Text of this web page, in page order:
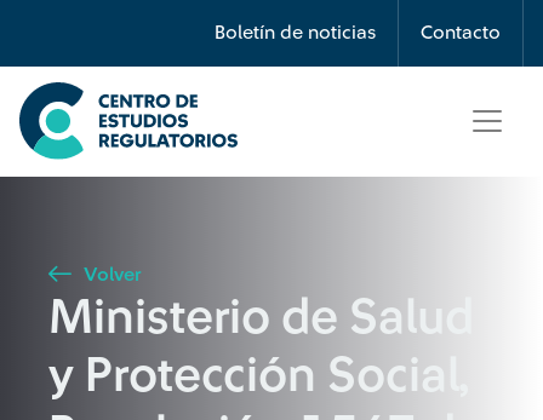
Boletín de noticias Contacto
Búsqueda
Seleccione país
Buscar
Volver
Ministerio de Salud
y Protección Social,